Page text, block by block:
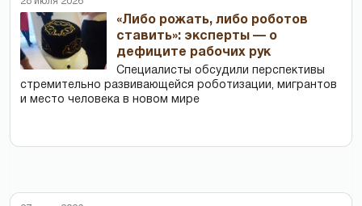
«Либо рожать, либо роботов
ставить»: эксперты — о
дефиците рабочих рук
Специалисты обсудили перспективы
стремительно развивающейся роботизации, мигрантов
и место человека в новом мире